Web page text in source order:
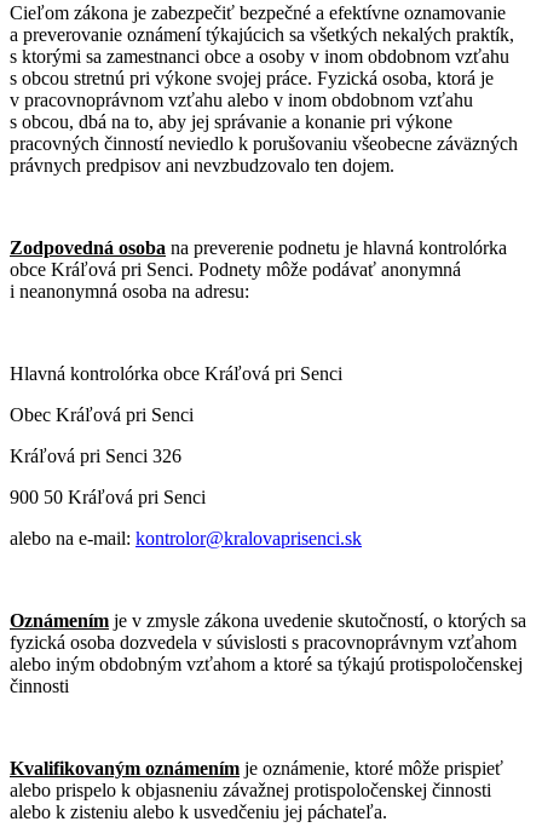
Cieľom zákona je zabezpečiť bezpečné a efektívne oznamovanie
a preverovanie oznámení týkajúcich sa všetkých nekalých praktík,
s ktorými sa zamestnanci obce a osoby v inom obdobnom vzťahu
s obcou stretnú pri výkone svojej práce. Fyzická osoba, ktorá je
v pracovnoprávnom vzťahu alebo v inom obdobnom vzťahu
s obcou, dbá na to, aby jej správanie a konanie pri výkone
pracovných činností neviedlo k porušovaniu všeobecne záväzných
právnych predpisov ani nevzbudzovalo ten dojem.
Zodpovedná osoba na preverenie podnetu je hlavná kontrolórka
obce Kráľová pri Senci. Podnety môže podávať anonymná
i neanonymná osoba na adresu:
Hlavná kontrolórka obce Kráľová pri Senci
Obec Kráľová pri Senci
Kráľová pri Senci 326
900 50 Kráľová pri Senci
alebo na e-mail: kontrolor@kralovaprisenci.sk
Oznámením je v zmysle zákona uvedenie skutočností, o ktorých sa
fyzická osoba dozvedela v súvislosti s pracovnoprávnym vzťahom
alebo iným obdobným vzťahom a ktoré sa týkajú protispoločenskej
činnosti
Kvalifikovaným oznámením je oznámenie, ktoré môže prispieť
alebo prispelo k objasneniu závažnej protispoločenskej činnosti
alebo k zisteniu alebo k usvedčeniu jej páchateľa.